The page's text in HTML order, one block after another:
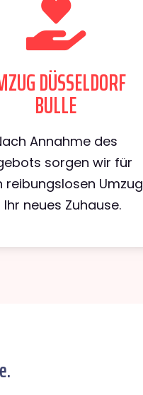
DÜSSELDORF
BULLE
Annahme des
sorgen wir für
reibungslosen Umzug
Ihr neues Zuhause.